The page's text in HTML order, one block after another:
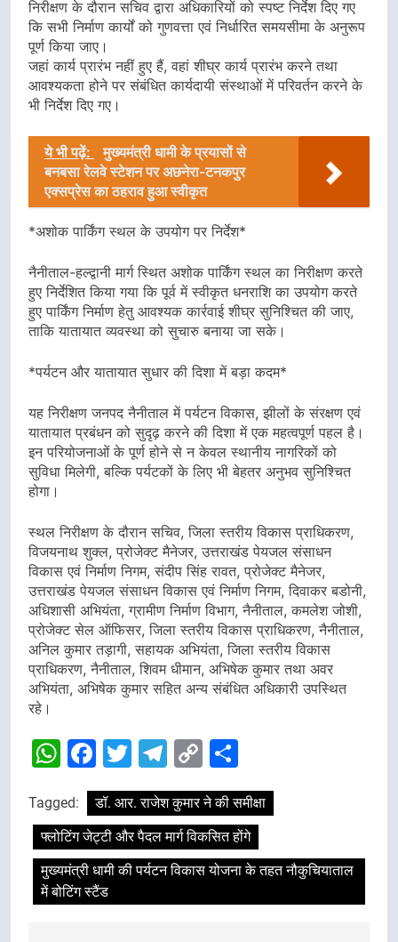
निरीक्षण के दौरान सचिव द्वारा अधिकारियों को स्पष्ट निर्देश दिए गए
कि सभी निर्माण कार्यों को गुणवत्ता एवं निर्धारित समयसीमा के अनुरूप
पूर्ण किया जाए।
जहां कार्य प्रारंभ नहीं हुए हैं, वहां शीघ्र कार्य प्रारंभ करने तथा
आवश्यकता होने पर संबंधित कार्यदायी संस्थाओं में परिवर्तन करने के
भी निर्देश दिए गए।
ये भी पढ़ें:
मुख्यमंत्री धामी के प्रयासों से
बनबसा रेलवे स्टेशन पर अछनेरा-टनकपुर
एक्सप्रेस का ठहराव हुआ स्वीकृत
*अशोक पार्किंग स्थल के उपयोग पर निर्देश*
नैनीताल-हल्द्वानी मार्ग स्थित अशोक पार्किंग स्थल का निरीक्षण करते
हुए निर्देशित किया गया कि पूर्व में स्वीकृत धनराशि का उपयोग करते
हुए पार्किंग निर्माण हेतु आवश्यक कार्रवाई शीघ्र सुनिश्चित की जाए,
ताकि यातायात व्यवस्था को सुचारु बनाया जा सके।
*पर्यटन और यातायात सुधार की दिशा में बड़ा कदम*
यह निरीक्षण जनपद नैनीताल में पर्यटन विकास, झीलों के संरक्षण एवं
यातायात प्रबंधन को सुदृढ़ करने की दिशा में एक महत्वपूर्ण पहल है।
इन परियोजनाओं के पूर्ण होने से न केवल स्थानीय नागरिकों को
सुविधा मिलेगी, बल्कि पर्यटकों के लिए भी बेहतर अनुभव सुनिश्चित
होगा।
स्थल निरीक्षण के दौरान सचिव, जिला स्तरीय विकास प्राधिकरण,
विजयनाथ शुक्ल, प्रोजेक्ट मैनेजर, उत्तराखंड पेयजल संसाधन
विकास एवं निर्माण निगम, संदीप सिंह रावत, प्रोजेक्ट मैनेजर,
उत्तराखंड पेयजल संसाधन विकास एवं निर्माण निगम, दिवाकर बडोनी,
अधिशासी अभियंता, ग्रामीण निर्माण विभाग, नैनीताल, कमलेश जोशी,
प्रोजेक्ट सेल ऑफिसर, जिला स्तरीय विकास प्राधिकरण, नैनीताल,
अनिल कुमार तड़ागी, सहायक अभियंता, जिला स्तरीय विकास
प्राधिकरण, नैनीताल, शिवम धीमान, अभिषेक कुमार तथा अवर
अभियंता, अभिषेक कुमार सहित अन्य संबंधित अधिकारी उपस्थित
रहे।
WhatsApp
Facebook
Twitter
Telegram
Copy
Tagged:
डॉ. आर. राजेश कुमार ने की समीक्षा
फ्लोटिंग जेट्टी और पैदल मार्ग विकसित होंगे
मुख्यमंत्री धामी की पर्यटन विकास योजना के तहत नौकुचियाताल
में बोटिंग स्टैंड